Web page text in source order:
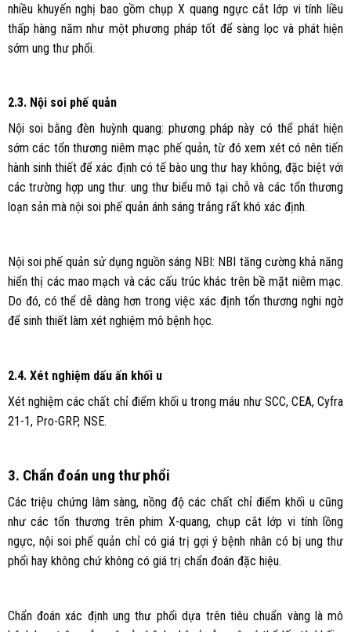
nhiều khuyến nghị bao gồm chụp X quang ngực cắt lớp vi tính liều
thấp hàng năm như một phương pháp tốt để sàng lọc và phát hiện
sớm ung thư phổi.
2.3. Nội soi phế quản
Nội soi bằng đèn huỳnh quang: phương pháp này có thể phát hiện
sớm các tổn thương niêm mạc phế quản, từ đó xem xét có nên tiến
hành sinh thiết để xác định có tế bào ung thư hay không, đặc biệt với
các trường hợp ung thư. ung thư biểu mô tại chỗ và các tổn thương
loạn sản mà nội soi phế quản ánh sáng trắng rất khó xác định.
Nội soi phế quản sử dụng nguồn sáng NBI: NBI tăng cường khả năng
hiển thị các mao mạch và các cấu trúc khác trên bề mặt niêm mạc.
Do đó, có thể dễ dàng hơn trong việc xác định tổn thương nghi ngờ
để sinh thiết làm xét nghiệm mô bệnh học.
2.4. Xét nghiệm dấu ấn khối u
Xét nghiệm các chất chỉ điểm khối u trong máu như SCC, CEA, Cyfra
21-1, Pro-GRP, NSE.
3. Chẩn đoán ung thư phổi
Các triệu chứng lâm sàng, nồng độ các chất chỉ điểm khối u cũng
như các tổn thương trên phim X-quang, chụp cắt lớp vi tính lồng
ngực, nội soi phế quản chỉ có giá trị gợi ý bệnh nhân có bị ung thư
phổi hay không chứ không có giá trị chẩn đoán đặc hiệu.
Chẩn đoán xác định ung thư phổi dựa trên tiêu chuẩn vàng là mô